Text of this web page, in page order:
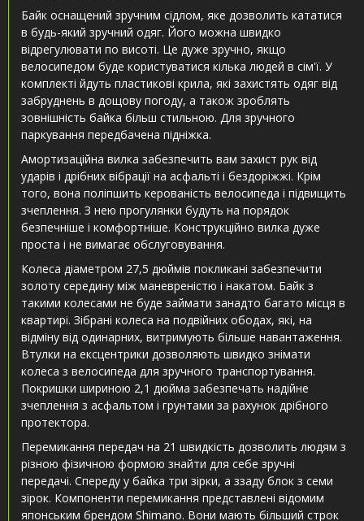
Байк оснащений зручним сідлом, яке дозволить кататися
в будь-який зручний одяг. Його можна швидко
відрегулювати по висоті. Це дуже зручно, якщо
велосипедом буде користуватися кілька людей в сім'ї. У
комплекті йдуть пластикові крила, які захистять одяг від
забруднень в дощову погоду, а також зроблять
зовнішність байка більш стильною. Для зручного
паркування передбачена підніжка.
Амортизаційна вилка забезпечить вам захист рук від
ударів і дрібних вібрації на асфальті і бездоріжжі. Крім
того, вона поліпшить керованість велосипеда і підвищить
зчеплення. З нею прогулянки будуть на порядок
безпечніше і комфортніше. Конструкційно вилка дуже
проста і не вимагає обслуговування.
Колеса діаметром 27,5 дюймів покликані забезпечити
золоту середину між маневреністю і накатом. Байк з
такими колесами не буде займати занадто багато місця в
квартирі. Зібрані колеса на подвійних ободах, які, на
відміну від одинарних, витримують більше навантаження.
Втулки на ексцентрики дозволяють швидко знімати
колеса з велосипеда для зручного транспортування.
Покришки шириною 2,1 дюйма забезпечать надійне
зчеплення з асфальтом і грунтами за рахунок дрібного
протектора.
Перемикання передач на 21 швидкість дозволить людям з
різною фізичною формою знайти для себе зручні
передачі. Спереду у байка три зірки, а ззаду блок з семи
зірок. Компоненти перемикання представлені відомим
японським брендом Shimano. Вони мають більший строк